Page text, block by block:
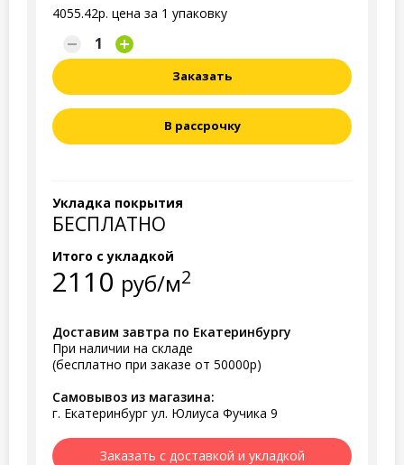
4055.42р. цена за 1 упаковку
Заказать
В рассрочку
Укладка покрытия
БЕСПЛАТНО
Итого с укладкой
2110 руб/м2
Доставим завтра по Екатеринбургу
При наличии на складе
(бесплатно при заказе от 50000р)
Самовывоз из магазина:
г. Екатеринбург ул. Юлиуса Фучика 9
Заказать с доставкой и укладкой